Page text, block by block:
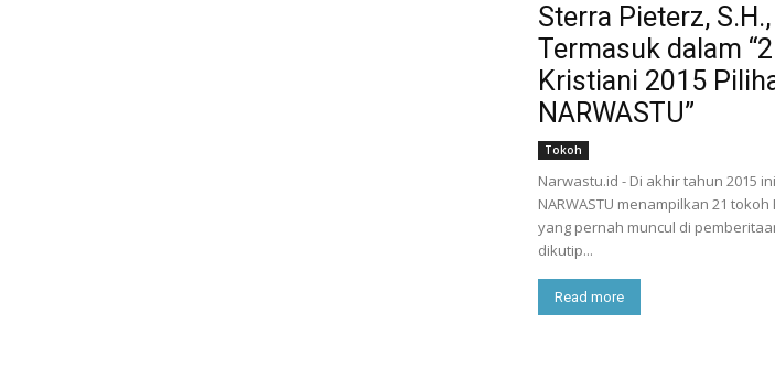
Sterra Pieterz,
Termasuk dalam
Kristiani 2015
NARWASTU”
Tokoh
Narwastu.id - Di akhir tahun 2015
NARWASTU menampilkan 21
yang pernah muncul di
dikutip...
Read more